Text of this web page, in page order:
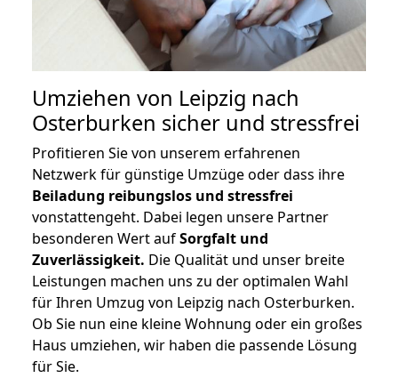
Umziehen von Leipzig nach
Osterburken sicher und stressfrei
Profitieren Sie von unserem erfahrenen
Netzwerk für günstige Umzüge oder dass ihre
Beiladung reibungslos und stressfrei
vonstattengeht. Dabei legen unsere Partner
besonderen Wert aufSorgfalt und
Zuverlässigkeit. Die Qualität und unser breite
Leistungen machen uns zu der optimalen Wahl
für Ihren Umzug von Leipzig nach Osterburken.
Ob Sie nun eine kleine Wohnung oder ein großes
Haus umziehen, wir haben die passende Lösung
für Sie.